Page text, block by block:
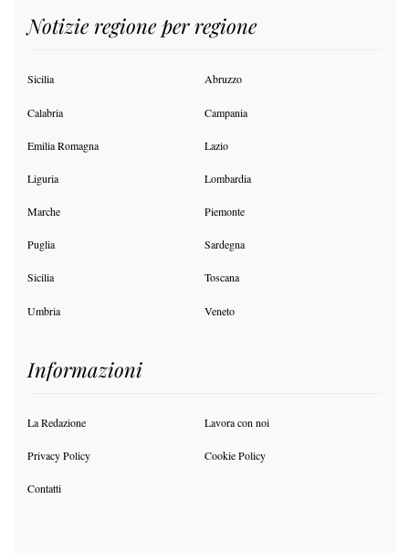
Notizie regione per regione
Sicilia Abruzzo
Calabria Campania
Emilia Romagna Lazio
Liguria Lombardia
Marche Piemonte
Puglia Sardegna
Sicilia Toscana
Umbria Veneto
Informazioni
La Redazione Lavora con noi
Privacy Policy Cookie Policy
Contatti